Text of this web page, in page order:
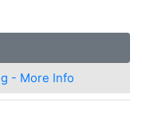
- More Info